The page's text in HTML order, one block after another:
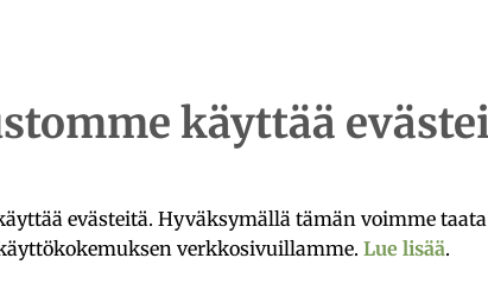
käyttää
evästeitä. Hyväksymällä tämän voimme
verkkosivuillamme. Lue lisää.